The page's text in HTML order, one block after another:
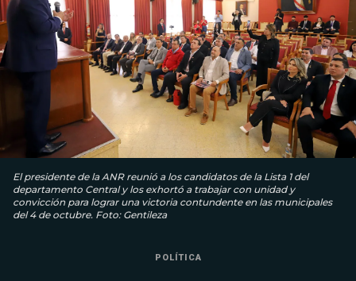
El presidente de la ANR reunió a los candidatos de la Lista 1 del
departamento Central y los exhortó a trabajar con unidad y
convicción para lograr una victoria contundente en las municipales
del 4 de octubre. Foto: Gentileza
POLÍTICA